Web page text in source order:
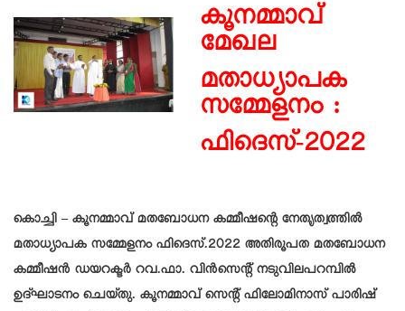
കൂനമ്മാവ്
മേഖല
മതാധ്യാപക
സമ്മേളനം :
ഫിദെസ്-2022
കൊച്ചി – കൂനമ്മാവ് മതബോധന കമ്മീഷന്റെ നേതൃത്വത്തിൽ
മതാധ്യാപക സമ്മേളനം ഫിദെസ്.2022 അതിരൂപത മതബോധന
കമ്മീഷൻ ഡയറക്ടർ റവ.ഫാ. വിൻസെന്റ് നടുവിലപറമ്പിൽ
ഉദ്ഘാടനം ചെയ്തു. കൂനമ്മാവ് സെന്റ് ഫിലോമിനാസ് പാരിഷ്